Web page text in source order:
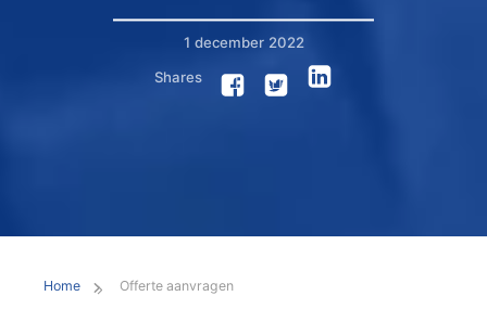
1 december 2022
Shares
Home Offerte aanvragen